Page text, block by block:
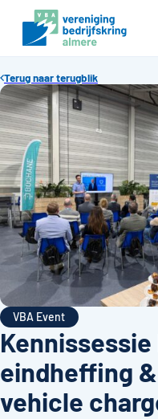
Terug naar terugblik
VBA Event
Kennissessie
eindheffing
vehicle